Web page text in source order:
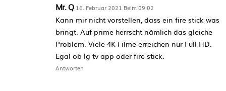
Mr. Q 16. Februar 2021 Beim 09:02
Kann mir nicht vorstellen, dass ein fire stick was
bringt. Auf prime herrscht nämlich das gleiche
Problem. Viele 4K Filme erreichen nur Full HD.
Egal ob lg tv app oder fire stick.
Antworten